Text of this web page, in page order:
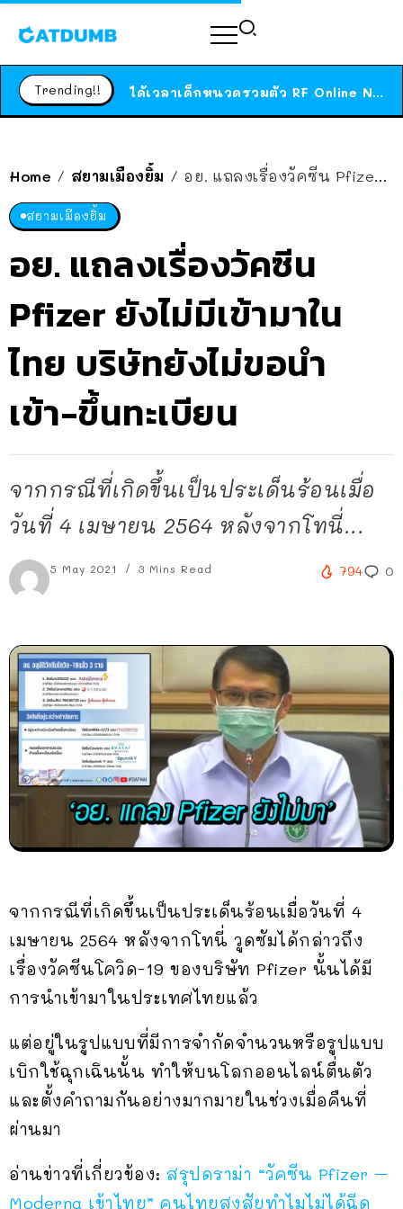
Trending!!
Home / สยามเมืองยิ้ม / อย. แถลงเรื่องวัคซีน Pfizer ยังไม่มีเข้ามาในไทย บริษัทยังไม่ขอนำเข้า-ขึ้นทะเบียน
สยามเมืองยิ้ม
อย. แถลงเรื่องวัคซีน
Pfizer ยังไม่มีเข้ามาใน
ไทย บริษัทยังไม่ขอนำ
เข้า-ขึ้นทะเบียน
จากกรณีที่เกิดขึ้นเป็นประเด็นร้อนเมื่อ
วันที่ 4 เมษายน 2564 หลังจากโทนี่...
5 May 2021 3 Mins Read 794 0
จากกรณีที่เกิดขึ้นเป็นประเด็นร้อนเมื่อวันที่ 4
เมษายน 2564 หลังจากโทนี่ วูดซัมได้กล่าวถึง
เรื่องวัคซีนโควิด-19 ของบริษัท Pfizer นั้นได้มี
การนำเข้ามาในประเทศไทยแล้ว
แต่อยู่ในรูปแบบที่มีการจำกัดจำนวนหรือรูปแบบ
เบิกใช้ฉุกเฉินนั้น ทำให้บนโลกออนไลน์ตื่นตัว
และตั้งคำถามกันอย่างมากมายในช่วงเมื่อคืนที่
ผ่านมา
อ่านข่าวที่เกี่ยวข้อง: สรุปดราม่า “วัคซีน Pfizer –
Moderna เข้าไทย” คนไทยสงสัยทำไมไม่ได้ฉีด